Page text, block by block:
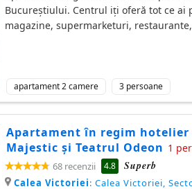
Bucureștiului. Centrul iți oferă tot ce ai
magazine, supermarketuri,
apartament 2 camere 3 persoane
Apartament în regim hotelier
Majestic și Teatrul Odeon 1
68 recenzii 4.8 Superb
Calea Victoriei: Calea Victoriei,